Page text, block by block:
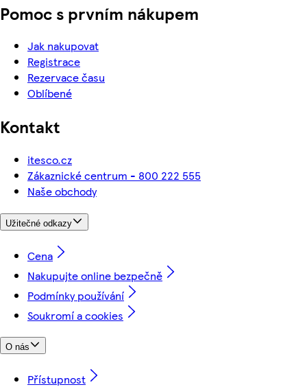
Pomoc s prvním nákupem
Jak nakupovat
Registrace
Rezervace času
Oblíbené
Kontakt
itesco.cz
Zákaznické centrum - 800 222 555
Naše obchody
Užitečné odkazy
Cena
Nakupujte online bezpečně
Podmínky používání
Soukromí a cookies
O nás
Přístupnost